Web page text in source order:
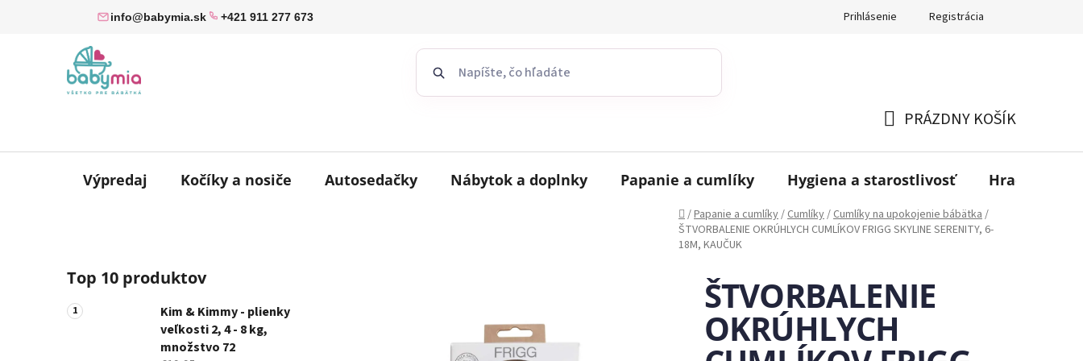
info@babymia.sk +421 911 277 673 Prihlásenie Registrácia
KOŠÍK
PRÁZDNY KOŠÍK
Výpredaj Kočíky a nosiče Autosedačky Nábytok a doplnky Papanie a cumlíky Hygiena a starostlivosť Hračky
Domov
/Papanie a cumlíky/Cumlíky/Cumlíky na upokojenie bábätka/
ŠTVORBALENIE OKRÚHLYCH CUMLÍKOV FRIGG SKYLINE SERENITY, 6-
18M, KAUČUK
o
č
n
Top 10 produktov
Kim & Kimmy - plienky
veľkosti 2, 4 - 8 kg,
množstvo 72
ŠTVORBALENIE
OKRÚHLYCH